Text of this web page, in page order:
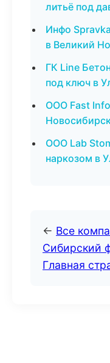
литьё под
Инфо
в Великий
ГК Line
под ключ в
ООО Fast
ООО Lab
наркозом в
← Все
Сибирский
Главная